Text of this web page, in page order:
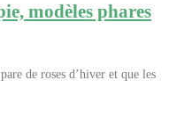
modèles phares
de roses d’hiver et que les